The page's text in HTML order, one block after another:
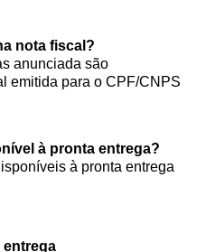
nota fiscal?
anunciada são
emitida para o CPF/CNPS
à pronta entrega?
à pronta entrega
entrega